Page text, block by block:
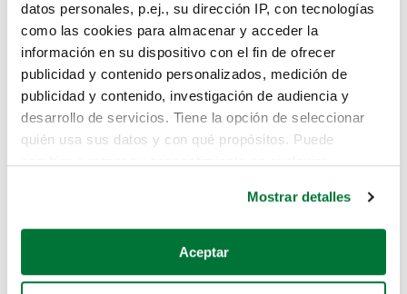
datos personales, p.ej., su dirección IP, con tecnologías
como las cookies para almacenar y acceder la
información en su dispositivo con el fin de ofrecer
publicidad y contenido personalizados, medición de
publicidad y contenido, investigación de audiencia y
desarrollo de servicios. Tiene la opción de seleccionar
quién usa sus datos y con qué propósitos. Puede
Si lo permite, también quisiéramos:
Recopilar información sobre su ubicación geográfica
Mostrar detalles
Aceptar
Lo sentimos, no sabemos como
te hemos traido hasta aquí.
Pero puedes encontrar el coche que estás
buscando en alguno de estos enlaces:
Coches de segunda mano
Coches de km0